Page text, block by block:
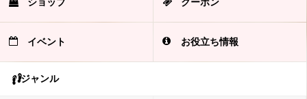
イベント お役立ち情報
ジャンル